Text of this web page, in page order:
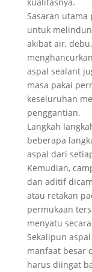
Sasaran utama
untuk
akibat air,
aspal sealant
masa pakai
keseluruhan
penggantian.
Langkah
beberapa
aspal dari
Kemudian,
dan aditif
atau retakan
permukaan
menyatu
Sekalipun
manfaat besar
harus diingat